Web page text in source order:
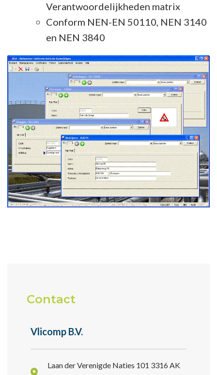
Verantwoordelijkheden matrix
Conform NEN-EN 50110, NEN 3140
en NEN 3840
Contact
Vlicomp B.V.
Laan der Verenigde Naties 101 3316 AK